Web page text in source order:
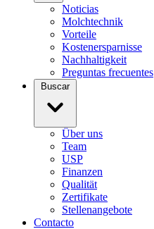
Noticias
Molchtechnik
Vorteile
Kostenersparnisse
Nachhaltigkeit
Preguntas frecuentes
Buscar
Über uns
Team
USP
Finanzen
Qualität
Zertifikate
Stellenangebote
Contacto